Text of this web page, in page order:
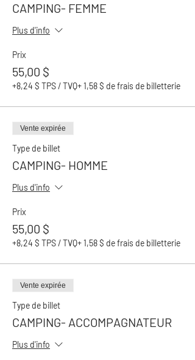
CAMPING- FEMME
Plus d'info
Prix
55,00 $
+8,24 $ TPS / TVQ+ 1,58 $ de frais de billetterie
Vente expirée
Type de billet
CAMPING- HOMME
Plus d'info
Prix
55,00 $
+8,24 $ TPS / TVQ+ 1,58 $ de frais de billetterie
Vente expirée
Type de billet
CAMPING- ACCOMPAGNATEUR
Plus d'info